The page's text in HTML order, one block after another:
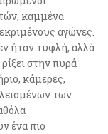
καμμένα
αγώνες.
ήταν τυφλή, αλλά
στην πυρά
κάμερες,
των
ένα πιο